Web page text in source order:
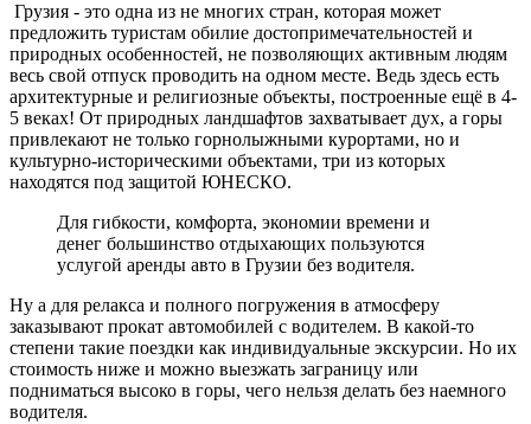
Грузия - это одна из не многих стран, которая может
предложить туристам обилие достопримечательностей и
природных особенностей, не позволяющих активным людям
весь свой отпуск проводить на одном месте. Ведь здесь есть
архитектурные и религиозные объекты, построенные ещё в 4-
5 веках! От природных ландшафтов захватывает дух, а горы
привлекают не только горнолыжными курортами, но и
культурно-историческими объектами, три из которых
находятся под защитой ЮНЕСКО.
Для гибкости, комфорта, экономии времени и
денег большинство отдыхающих пользуются
услугой аренды авто в Грузии без водителя.
Ну а для релакса и полного погружения в атмосферу
заказывают прокат автомобилей с водителем. В какой-то
степени такие поездки как индивидуальные экскурсии. Но их
стоимость ниже и можно выезжать заграницу или
подниматься высоко в горы, чего нельзя делать без наемного
водителя.